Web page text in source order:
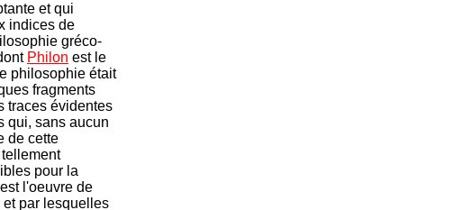
et qui
indices de
gréco-
Philon est le
philosophie était
fragments
traces évidentes
qui, sans aucun
de cette
pour la
l'oeuvre de
par lesquelles